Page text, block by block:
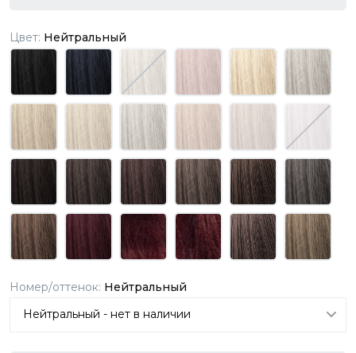
Цвет: Нейтральный
Номер/оттенок: Нейтральный